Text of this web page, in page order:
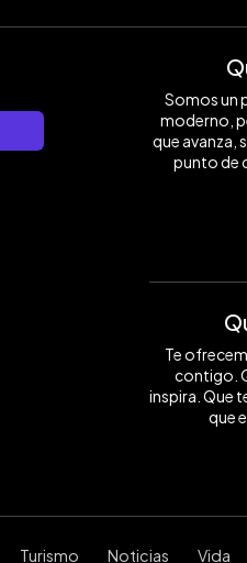
Somos un
moderno,
que avanza,
punto de
Te
contigo.
inspira. Que
que
Turismo Noticias Vida